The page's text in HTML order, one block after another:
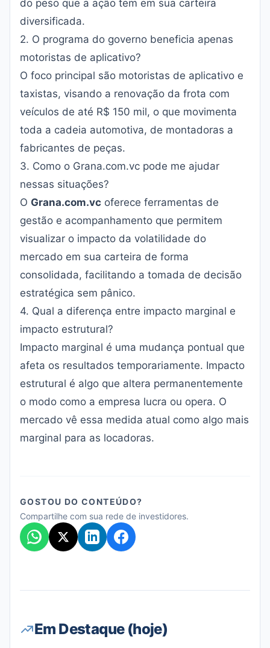
do peso que a ação tem em sua carteira
diversificada.
2. O programa do governo beneficia apenas
motoristas de aplicativo?
O foco principal são motoristas de aplicativo e
taxistas, visando a renovação da frota com
veículos de até R$ 150 mil, o que movimenta
toda a cadeia automotiva, de montadoras a
fabricantes de peças.
3. Como o Grana.com.vc pode me ajudar
nessas situações?
O Grana.com.vc oferece ferramentas de
gestão e acompanhamento que permitem
visualizar o impacto da volatilidade do
mercado em sua carteira de forma
consolidada, facilitando a tomada de decisão
estratégica sem pânico.
4. Qual a diferença entre impacto marginal e
impacto estrutural?
Impacto marginal é uma mudança pontual que
afeta os resultados temporariamente. Impacto
estrutural é algo que altera permanentemente
o modo como a empresa lucra ou opera. O
mercado vê essa medida atual como algo mais
marginal para as locadoras.
GOSTOU DO CONTEÚDO?
Compartilhe com sua rede de investidores.
Em Destaque (hoje)